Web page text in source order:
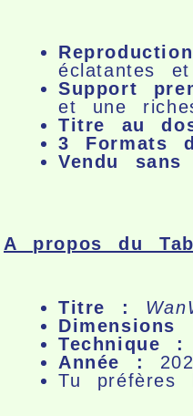
éclatantes
Support
et une
Titre au
3 Formats
Vendu sans
A propos du
Titre :
Dimensions
Technique :
Année :
Tu préfères